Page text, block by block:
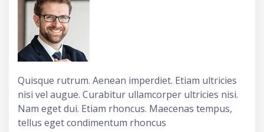
Quisque rutrum. Aenean imperdiet. Etiam ultricies
nisi vel augue. Curabitur ullamcorper ultricies nisi.
Nam eget dui. Etiam rhoncus. Maecenas tempus,
tellus eget condimentum rhoncus